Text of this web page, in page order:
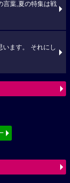
言葉,夏の特集は戦
います。 それにし